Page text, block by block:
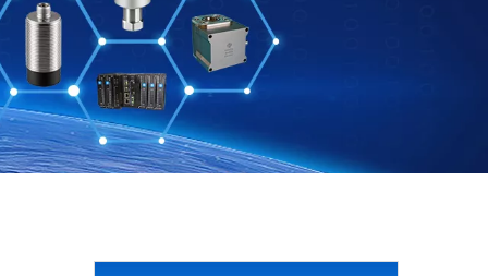
Servicio 'Cinco en Uno'